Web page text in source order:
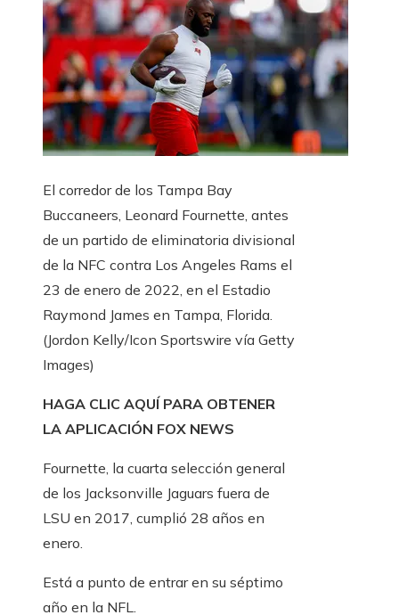
El corredor de los Tampa Bay
Buccaneers, Leonard Fournette, antes
de un partido de eliminatoria divisional
de la NFC contra Los Angeles Rams el
23 de enero de 2022, en el Estadio
Raymond James en Tampa, Florida.
(Jordon Kelly/Icon Sportswire vía Getty
Images)
HAGA CLIC AQUÍ PARA OBTENER
LA APLICACIÓN FOX NEWS
Fournette, la cuarta selección general
de los Jacksonville Jaguars fuera de
LSU en 2017, cumplió 28 años en
enero.
Está a punto de entrar en su séptimo
año en la NFL.